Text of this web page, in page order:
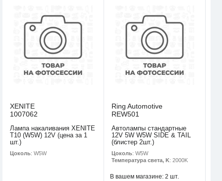
XENITE
1007062
Лампа накаливания XENITE
T10 (W5W) 12V (цена за 1
шт.)
Цоколь: W5W
Ring Automotive
REW501
Автолампы стандартные
12V 5W W5W SIDE & TAIL
(блистер 2шт.)
Цоколь: W5W
Температура света, K: 2000K
В вашем магазине: 2 шт.